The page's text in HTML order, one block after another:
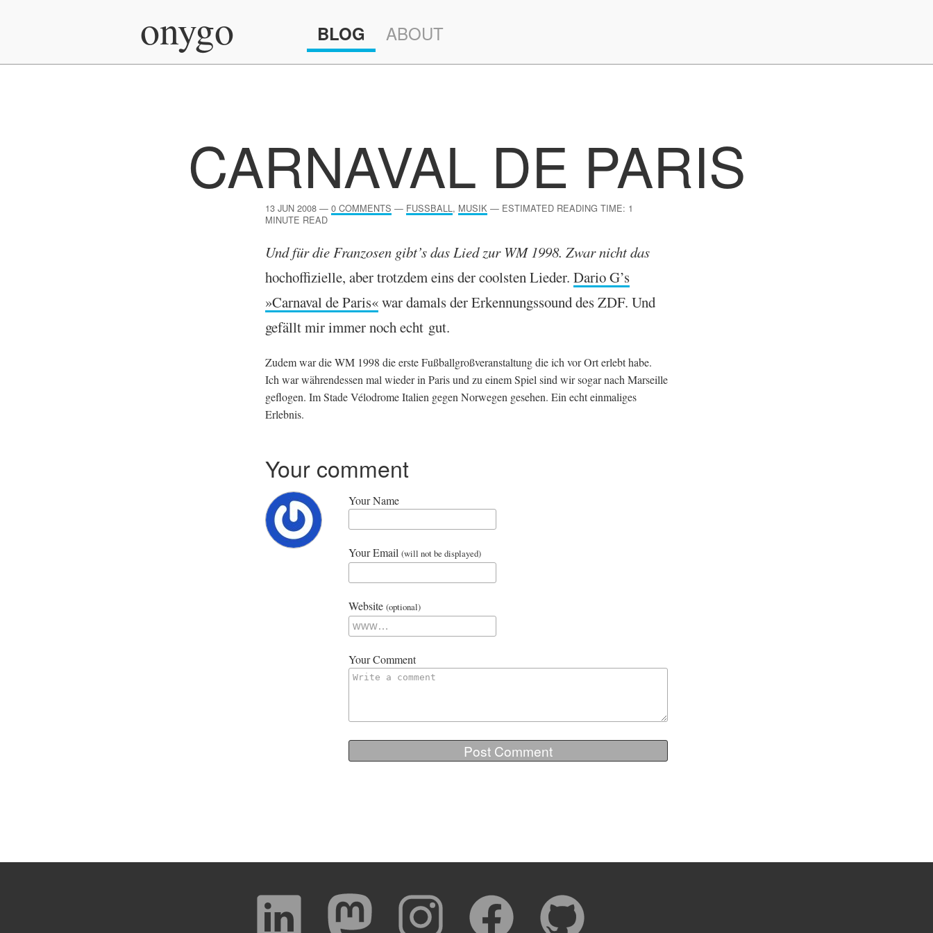
onygo BLOG ABOUT
CARNAVAL DE PARIS
13 JUN 2008 — 0 COMMENTS — FUSSBALL , MUSIK — ESTIMATED READING TIME: 1
MINUTE READ
Und für die Fran­zosen gib­t’s das Lied zurWM1998. Zwar nicht das
hochof­f­iz­i­elle, aber trotzdem eins der cool­sten Lieder. Dario G’s
»Carnav­al de Par­is«war dam­als der Erken­nungs­sound desZDF. Und
gefällt mir immer noch echt gut.
Zudem war dieWM 1998 die erste Fußballgroßver­an­stal­tung die ich vor Ort erlebt habe.
Ich war währendessen mal wieder in Par­is und zu einem Spiel sind wir sog­ar nach Mar­seille
geflo­gen. Im Stade Vélo­drome Itali­en gegen Nor­we­gen gese­hen. Ein echt ein­m­a­liges
Erlebnis.
Your comment
Your Name
Your Email (will not be displayed)
Website (optional)
Your Comment